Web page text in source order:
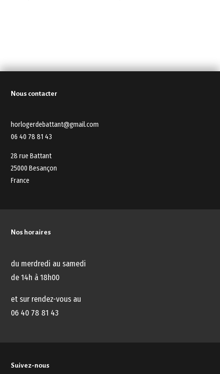
Nous contacter
horlogerdebattant@gmail.com
06 40 78 81 43
28 rue Battant
25000 Besançon
France
Nos horaires
du merdredi au samedi
de 14h à 18h00
et sur rendez-vous au
06 40 78 81 43
Suivez-nous